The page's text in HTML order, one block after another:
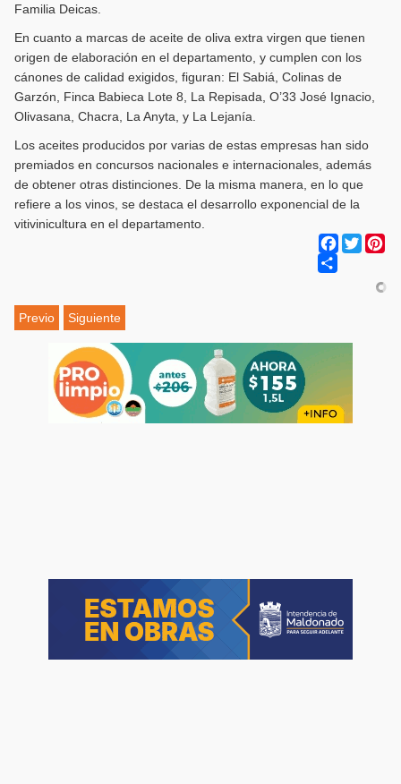
Familia Deicas.
En cuanto a marcas de aceite de oliva extra virgen que tienen
origen de elaboración en el departamento, y cumplen con los
cánones de calidad exigidos, figuran: El Sabiá, Colinas de
Garzón, Finca Babieca Lote 8, La Repisada, O’33 José Ignacio,
Olivasana, Chacra, La Anyta, y La Lejanía.
Los aceites producidos por varias de estas empresas han sido
premiados en concursos nacionales e internacionales, además
de obtener otras distinciones. De la misma manera, en lo que
refiere a los vinos, se destaca el desarrollo exponencial de la
vitivinicultura en el departamento.
Facebook
Twitter
Previo Siguiente